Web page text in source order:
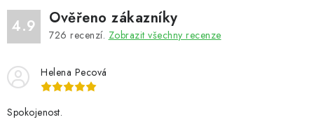
4.9 Ověřeno zákazníky
726 recenzí. Zobrazit všechny recenze
Helena Pecová
Spokojenost.